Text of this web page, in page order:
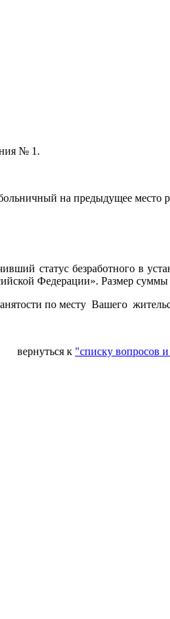
№ 1.
на предыдущее место
статус безработного в
Федерации». Размер
по месту Вашего
вернуться к "списку вопросов и